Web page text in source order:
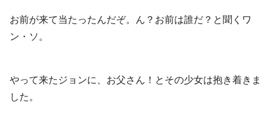
お前が来て当たったんだぞ。ん？お前は誰だ？と聞くワ
ン・ソ。
やって来たジョンに、お父さん！とその少女は抱き着きま
した。